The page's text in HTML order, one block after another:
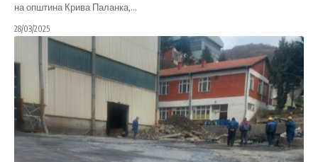
на општина Крива Паланка, …
28/03/2025